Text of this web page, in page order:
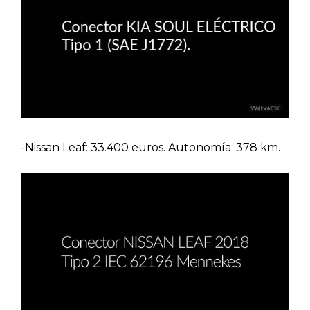
-Nissan Leaf: 33.400 euros. Autonomía: 378 km.